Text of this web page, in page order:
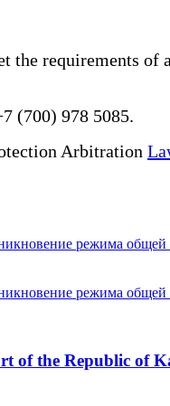
the requirements
(700) 978 5085.
Arbitration
режима общей
режима общей
of the Republic of